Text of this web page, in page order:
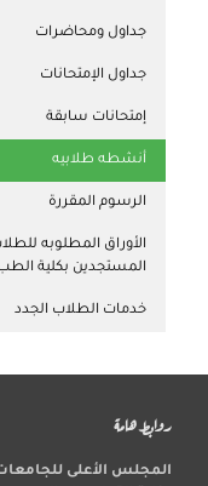
جداول ومحاضرات
جداول الإمتحانات
إمتحانات سابقة
أنشطه طلابيه
الرسوم المقررة
الأوراق المطلوبه
المستجدين بكلية
خدمات الطلاب الجدد
روابط هامة
المجلس الأعلى